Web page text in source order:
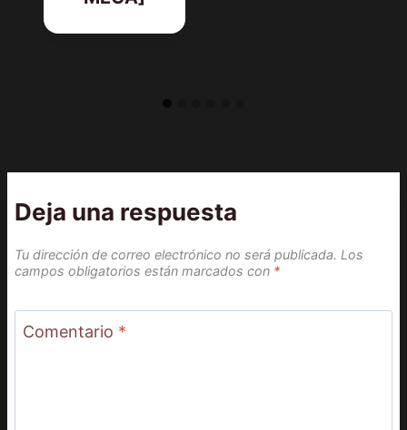
Deja una respuesta
Tu dirección de correo electrónico no será publicada. Los
campos obligatorios están marcados con *
Comentario *